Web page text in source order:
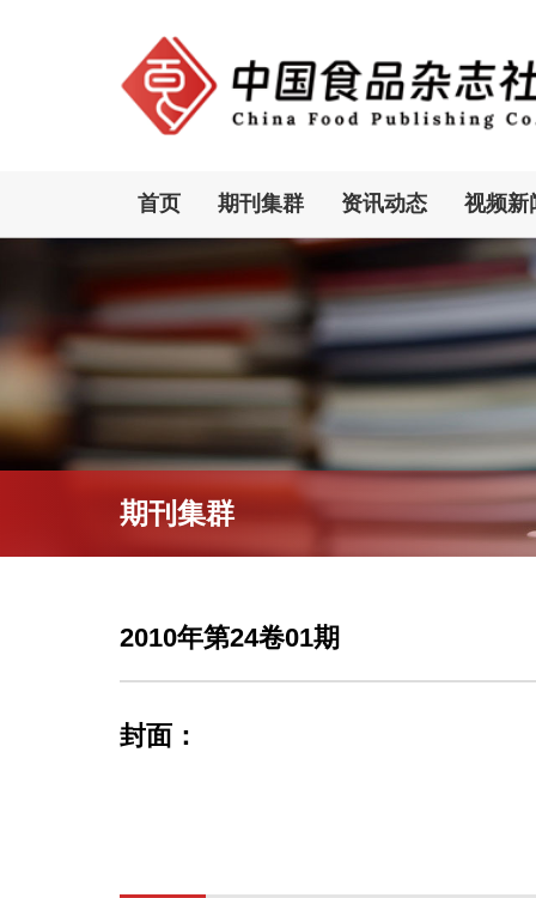
首页 期刊集群 资讯动态 视频新
期刊集群
2010年第24卷01期
封面：